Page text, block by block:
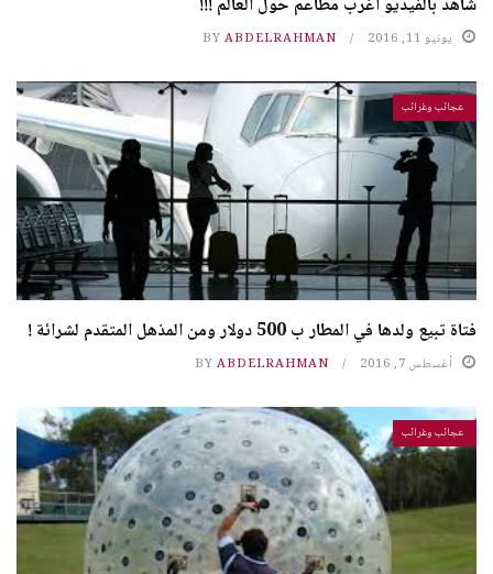
شاهد بالفيديو اغرب مطاعم حول العالم !!!
يونيو 11, 2016 BY ABDELRAHMAN
عجائب وغرائب
فتاة تبيع ولدها في المطار ب 500 دولار ومن المذهل المتقدم لشرائة !
أغسطس 7, 2016 BY ABDELRAHMAN
عجائب وغرائب